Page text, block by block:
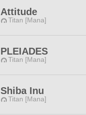
Attitude
Titan [Mana]
PLEIADES
Titan [Mana]
Shiba Inu
Titan [Mana]